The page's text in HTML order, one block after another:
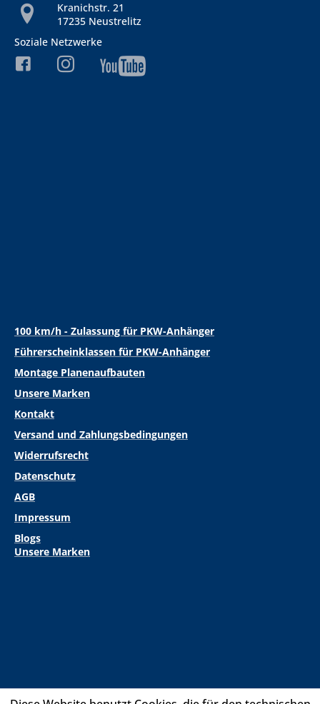
Kranichstr. 21
17235 Neustrelitz
Soziale Netzwerke
100 km/h - Zulassung für PKW-Anhänger
Führerscheinklassen für PKW-Anhänger
Montage Planenaufbauten
Unsere Marken
Kontakt
Versand und Zahlungsbedingungen
Widerrufsrecht
Datenschutz
AGB
Impressum
Blogs
Unsere Marken